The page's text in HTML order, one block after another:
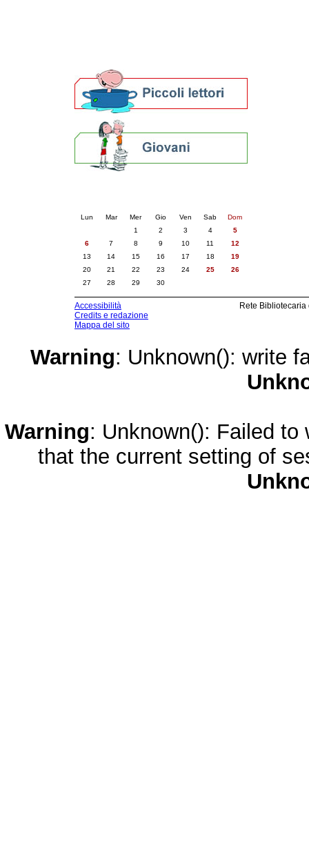
Lun Mar Mer Gio Ven Sab
Dom
1
2 3 4
5
6
7 8 9 10 11
12
13
14 15 16 17 18
19
20
21 22 23 24 25
26
27
28 29 30
Accessibilità
Credits e redazione
Mappa del sito
Rete
Warning: Unknown(): write
Warning: Unknown(): Failed
that the current setting of